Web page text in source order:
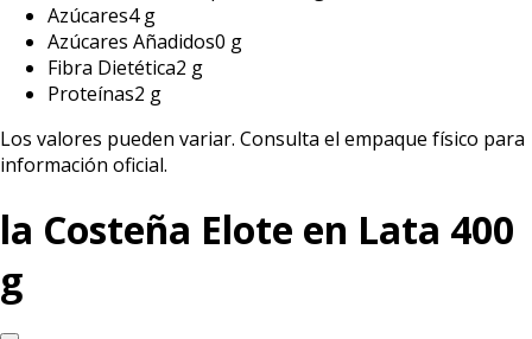
Azúcares4 g
Azúcares Añadidos0 g
Fibra Dietética2 g
Proteínas2 g
Los valores pueden variar. Consulta el empaque físico para
información oficial.
la Costeña Elote en Lata 400
g